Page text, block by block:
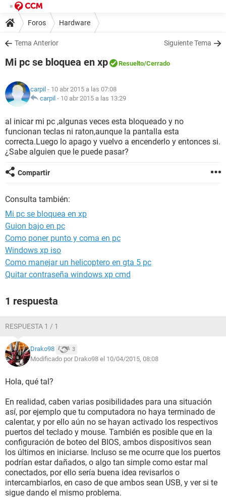
Foros Hardware
Tema Anterior Siguiente Tema
Mi pc se bloquea en xp Resuelto/Cerrado
carpil - 10 abr 2015 a las 07:08
carpil - 10 abr 2015 a las 13:29
al inicar mi pc ,algunas veces esta bloqueado y no
funcionan teclas ni raton,aunque la pantalla esta
correcta.Luego lo apago y vuelvo a encenderlo y entonces si.
¿Sabe alguien que le puede pasar?
Compartir
Consulta también:
Mi pc se bloquea en xp
Guion bajo en pc
Como poner punto y coma en pc
Windows xp iso
Como manejar un helicoptero en gta 5 pc
Quitar contraseña windows xp cmd
1 respuesta
RESPUESTA 1 / 1
Drako98 3
Modificado por Drako98 el 10/04/2015, 08:08
Hola, qué tal?
En realidad, caben varias posibilidades para una situación
así, por ejemplo que tu computadora no haya terminado de
calentar, y por ello aún no se hayan activado los respectivos
puertos del teclado y mouse. También es posible que en la
configuración de boteo del BIOS, ambos dispositivos sean
los últimos en iniciarse. Incluso se me ocurre que los puertos
podrían estar dañados, o algo tan simple como estar mal
conectados, por ello sería buena idea revisarlos o
intercambiarlos, en caso de que ambos sean USB, y ver si te
sigue dando el mismo problema.